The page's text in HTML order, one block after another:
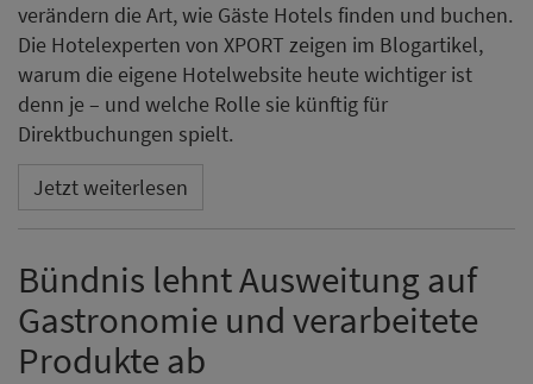
verändern die Art, wie Gäste Hotels finden und buchen.
Die Hotelexperten von XPORT zeigen im Blogartikel,
warum die eigene Hotelwebsite heute wichtiger ist
denn je – und welche Rolle sie künftig für
Direktbuchungen spielt.
Jetzt weiterlesen
Bündnis lehnt Ausweitung auf
Gastronomie und verarbeitete
Produkte ab